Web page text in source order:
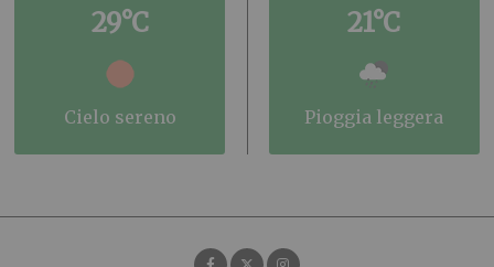
29°C
cielo sereno
21°C
pioggia leggera